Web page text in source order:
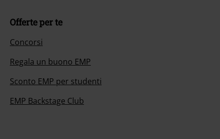
Offerte per te
Concorsi
Regala un buono EMP
Sconto EMP per studenti
EMP Backstage Club